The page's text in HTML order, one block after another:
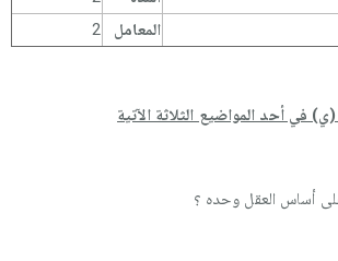
المعامل 2
في أحد المواضيع الثلاثة الآتية
أساس العقل وحده ؟